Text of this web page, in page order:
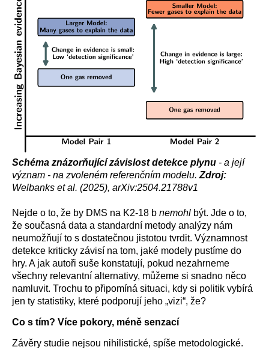
Schéma znázorňující závislost detekce plynu - a její
význam - na zvoleném referenčním modelu. Zdroj:
Welbanks et al. (2025), arXiv:2504.21788v1
Nejde o to, že by DMS na K2-18 b nemohl být. Jde o to,
že současná data a standardní metody analýzy nám
neumožňují to s dostatečnou jistotou tvrdit. Významnost
detekce kriticky závisí na tom, jaké modely pustíme do
hry. A jak autoři suše konstatují, pokud nezahrneme
všechny relevantní alternativy, můžeme si snadno něco
namluvit. Trochu to připomíná situaci, kdy si politik vybírá
jen ty statistiky, které podporují jeho „vizi“, že?
Co s tím? Více pokory, méně senzací
Závěry studie nejsou nihilistické, spíše metodologické.